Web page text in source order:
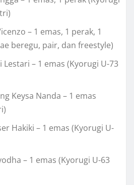
– 1 emas, 1 perak, 1
beregu, pair, dan freestyle)
– 1 emas (Kyorugi U-73
Keysa Nanda – 1 emas
Hakiki – 1 emas (Kyorugi U-
– 1 emas (Kyorugi U-63